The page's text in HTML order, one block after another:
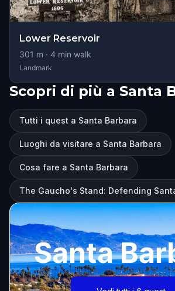
Lower Reservoir
301 m · 4 min walk
Landmark
Scopri di più a Santa
Tutti i quest a Santa Barbara
Luoghi da visitare a Santa Barbara
Cosa fare a Santa Barbara
The Gaucho's Stand: Defending
Santa